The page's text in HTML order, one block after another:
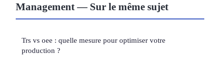
Management — Sur le même sujet
Trs vs oee : quelle mesure pour optimiser votre
production ?